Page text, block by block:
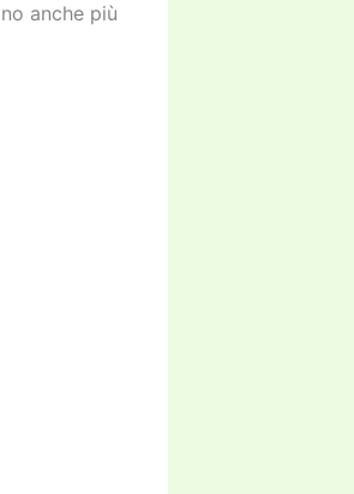
anche più